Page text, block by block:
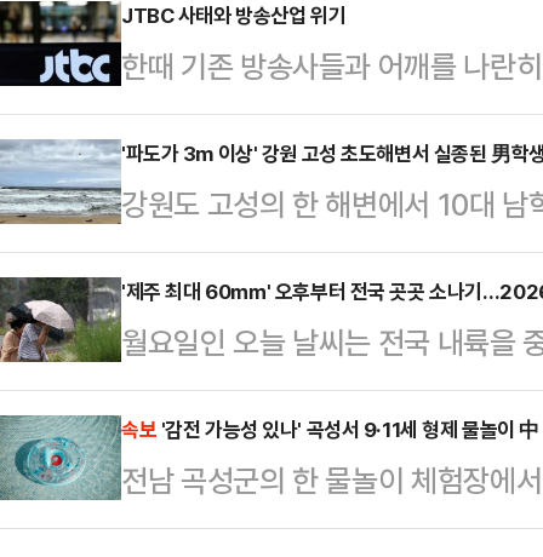
기 때문이다. 지지율이 꺾이면 자연
미치고 있는 더불어민주당의 내홍
이라는 분석이 나온다.22일 국민의
며 퇴원 시점을 검토하는 것으로
는데, 올해 초 쌍특검(통일교·공천
영향을 미쳤다고 전…
JTBC 사태와 방송산업 위기
한때 기존 방송사들과 어깨를 나란
JTBC가 위기에 처해 충격을 주고
JTBC, 콘텐트리중앙, 메가박스중
난 15일 서울회생법원에 기업회생
12일 206억원 규모 유동화 차입금
사흘 만의 일이다.JTBC의 위기가
보유했기 때문이다. ‘스카이캐슬’,
‘냉장고를 부…
'파도가 3m 이상' 강원 고성 초도해변서 실종된 男학
강원도 고성의 한 해변에서 10대
간 수색에 나섰으나 아직까지 실종
고성군 초도해변에서 고등학생 A
초 해경과 함께 헬기 1대와 장비
내 수색 작업에 나섰다.하지만 기상
6시쯤 종료됐다. 다만 속초 해경은
대에 대한 수색을 이어갔다.A군은
하려고…
'제주 최대 60㎜' 오후부터 전국 곳곳 소나기
월요일인 오늘 날씨는 전국 내륙을
리는 곳이 있겠고, 제주는 최대 60
상청은 이날 "소나기가 내리는 지
러운 곳이 있겠다"고 예보했다
▲서울·인천·경기 5~40㎜ ▲강
속보 '감전 가능성 있나' 곡성서 9·11세 형제 물놀이
전남 곡성군의 한 물놀이 체험장에
다.21일 전남 곡성경찰서 등에 따